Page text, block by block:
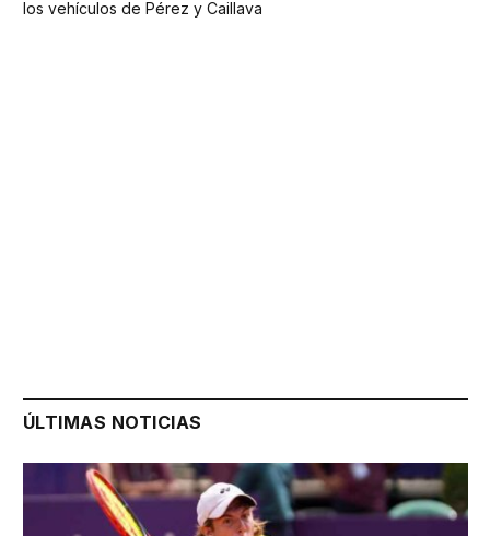
los vehículos de Pérez y Caillava
ÚLTIMAS NOTICIAS